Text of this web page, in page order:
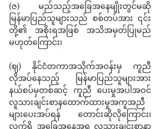
(ဇ) မည်သည့်အခြေအနေမျိုးတွင်မဆို
မြန်မာပြည်သူများသည် စစ်တပ်အား ၎င်း
တို့၏ အစိုးရအဖြစ် အသိအမှတ်ပြုမည်
မဟုတ်ကြောင်း၊
(ဈ) နိုင်ငံတကာအသိုက်အဝန်းမှ ကူညီ
လိုအပ်နေသည့် မြန်မာပြည်သူများအား
နယ်စပ်မှတစ်ဆင့် ကူညီ ပေးမှုအပါအဝင်
လူသားချင်းစာနထောက်ထားမှုအကူအညီ
များပေးအပ်ရန် တောင်းဆိုလိုကြောင်း၊
လက်ရှိ အခြေအနေအရ လူသားချင်းစာနာ